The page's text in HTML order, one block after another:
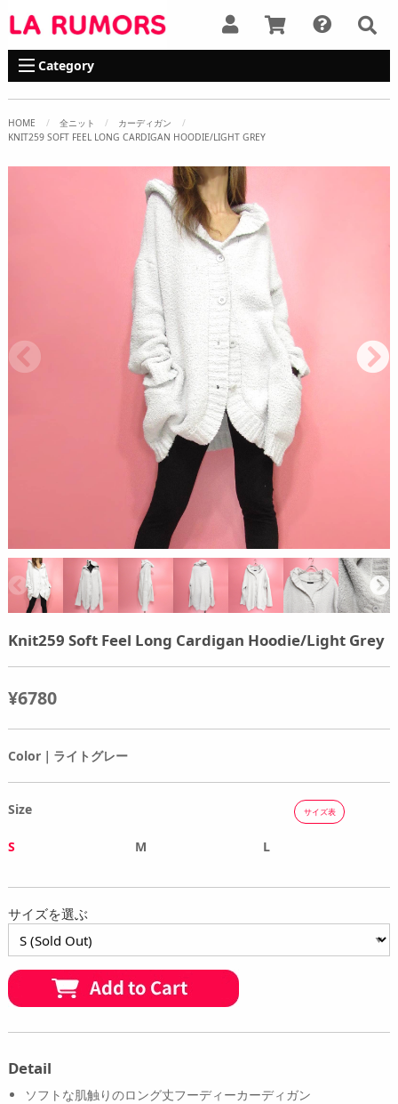
Category
HOME 全ニット
カーディガン
KNIT259 SOFT FEEL LONG CARDIGAN HOODIE/LIGHT GREY
Knit259 Soft Feel Long Cardigan Hoodie/Light Grey
¥6780
Color｜ライトグレー
Size サイズ表
S M L
サイズを選ぶ
Detail
ソフトな肌触りのロング丈フーディーカーディガン